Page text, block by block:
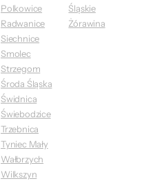
Polkowice
Radwanice
Siechnice
Smolec
Strzegom
Środa Śląska
Świdnica
Świebodzice
Trzebnica
Tyniec Mały
Wałbrzych
Wilkszyn
Śląskie
Żórawina